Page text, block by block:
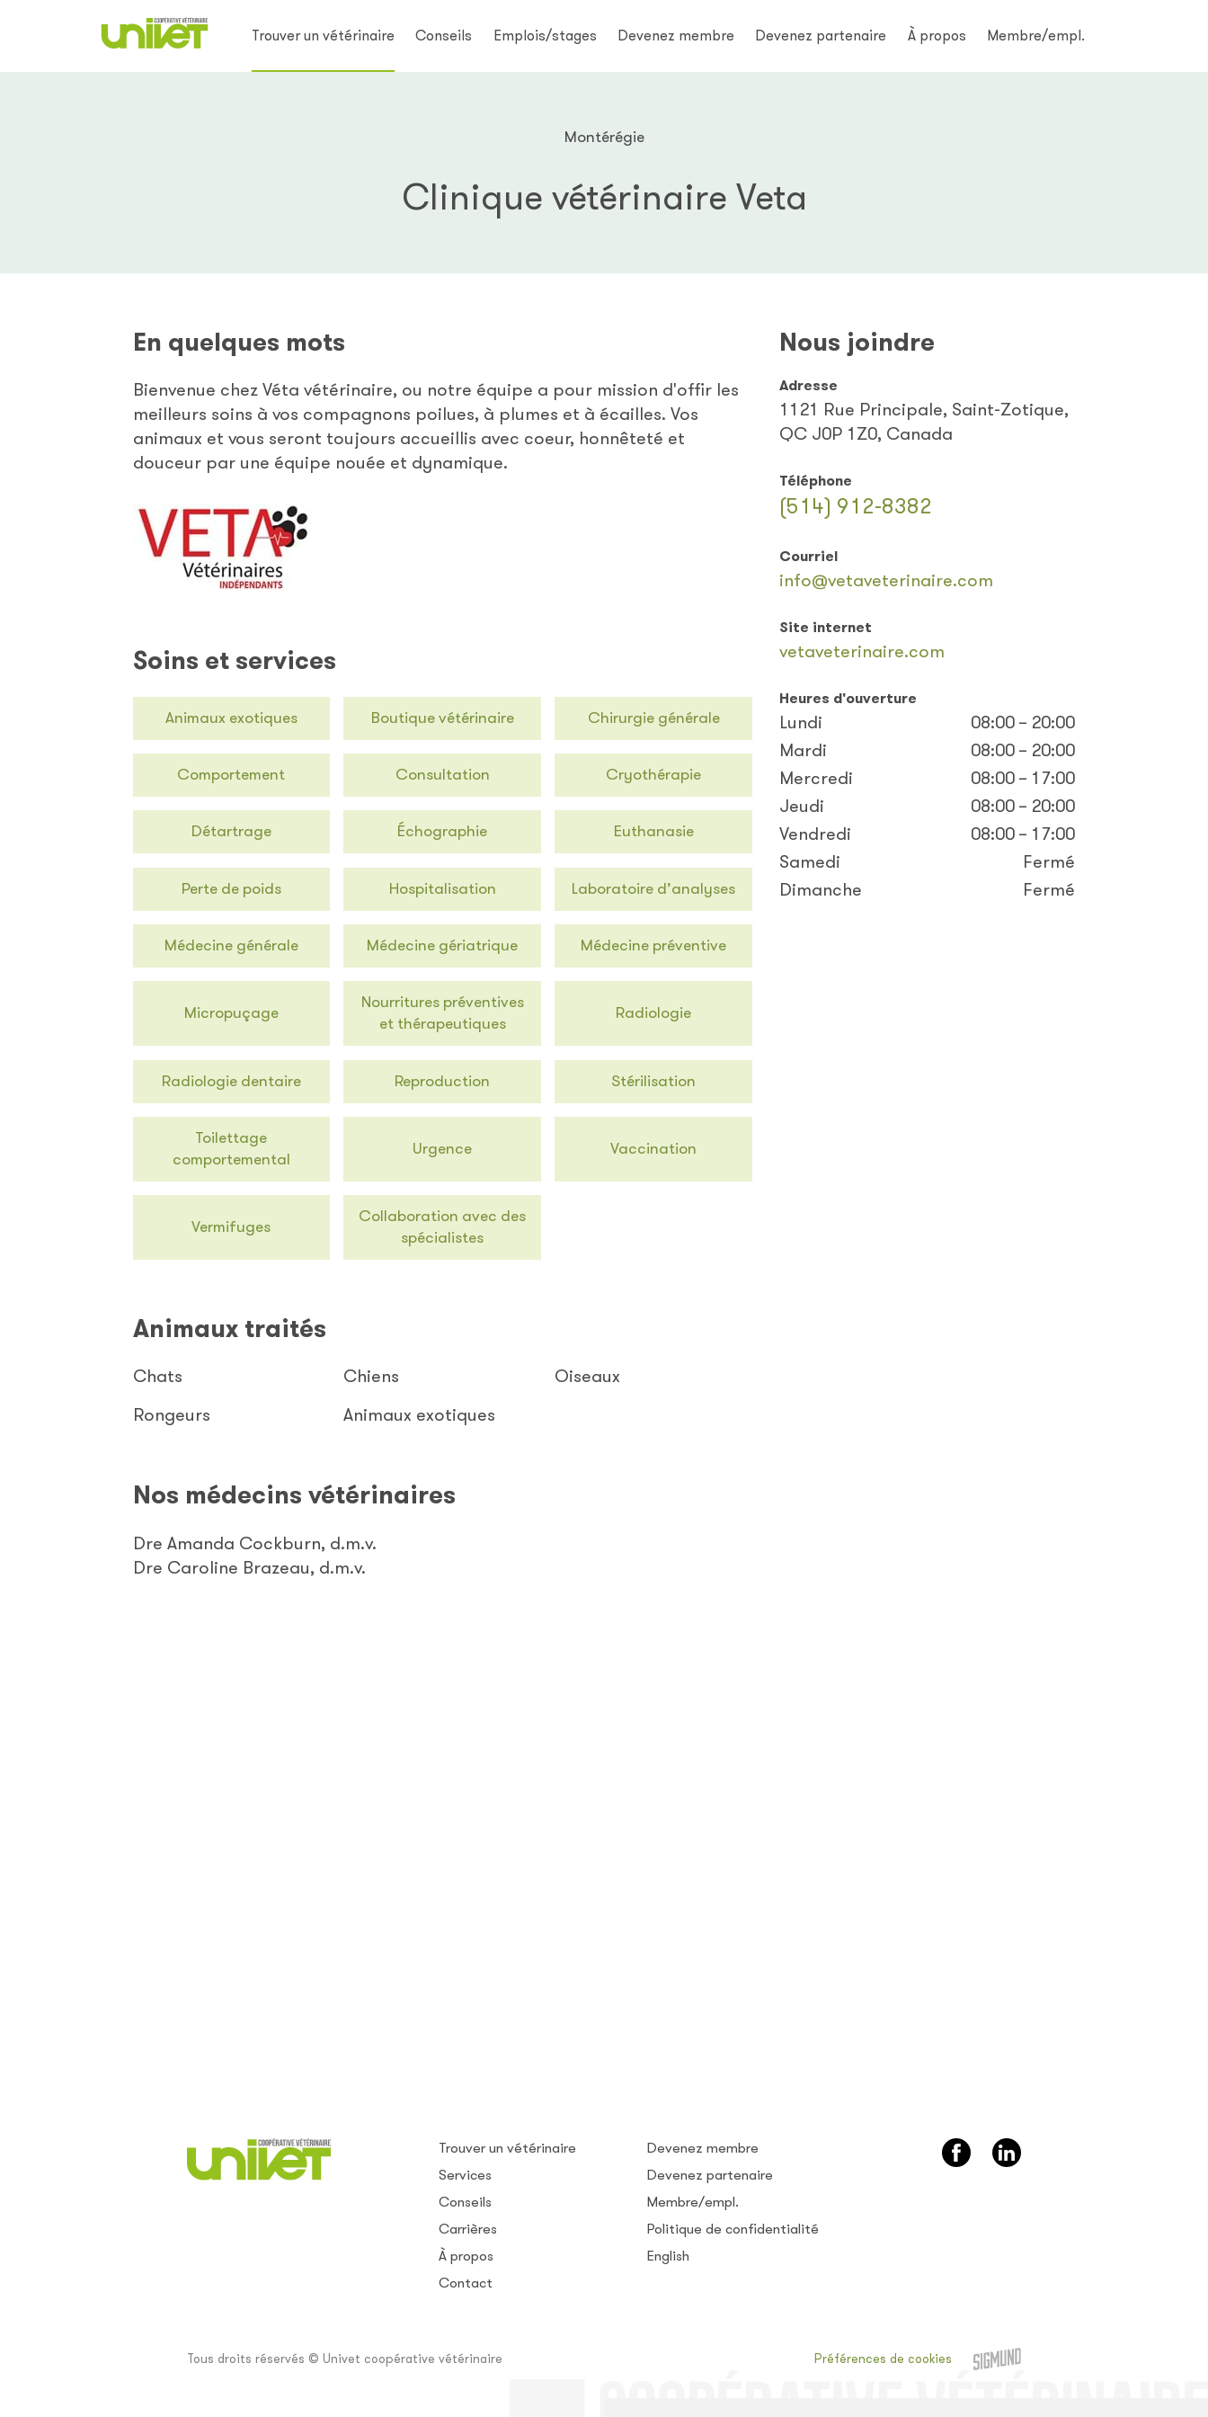
Trouver un vétérinaire Conseils Emplois/stages Devenez membre Devenez partenaire À propos Membre/empl.
Montérégie
Clinique vétérinaire Veta
Nous joindre
Adresse
1121 Rue Principale, Saint-Zotique,
QC J0P 1Z0, Canada
Téléphone
(514) 912-8382
Courriel
info@vetaveterinaire.com
Site internet
vetaveterinaire.com
Heures d'ouverture
Lundi
08:00 – 20:00
Mardi
08:00 – 20:00
Mercredi
08:00 – 17:00
Jeudi
08:00 – 20:00
Vendredi
08:00 – 17:00
Samedi
Fermé
Dimanche
Fermé
En quelques mots
Bienvenue chez Véta vétérinaire, ou notre équipe a pour mission d'offir les
meilleurs soins à vos compagnons poilues, à plumes et à écailles. Vos
animaux et vous seront toujours accueillis avec coeur, honnêteté et
douceur par une équipe nouée et dynamique.
Soins et services
Animaux exotiques Boutique vétérinaire Chirurgie générale
Comportement Consultation Cryothérapie
Détartrage Échographie Euthanasie
Perte de poids Hospitalisation Laboratoire d’analyses
Médecine générale Médecine gériatrique Médecine préventive
Micropuçage
Nourritures préventives
et thérapeutiques
Radiologie
Radiologie dentaire Reproduction Stérilisation
Toilettage
comportemental
Urgence Vaccination
Vermifuges
Collaboration avec des
spécialistes
Animaux traités
Chats Chiens
Oiseaux
Rongeurs
Animaux exotiques
Nos médecins vétérinaires
Dre Amanda Cockburn, d.m.v.
Dre Caroline Brazeau, d.m.v.
Trouver un vétérinaire
Services
Conseils
Carrières
À propos
Contact
Devenez membre
Devenez partenaire
Membre/empl.
Politique de confidentialité
English
Tous droits réservés © Univet coopérative vétérinaire Préférences de cookies